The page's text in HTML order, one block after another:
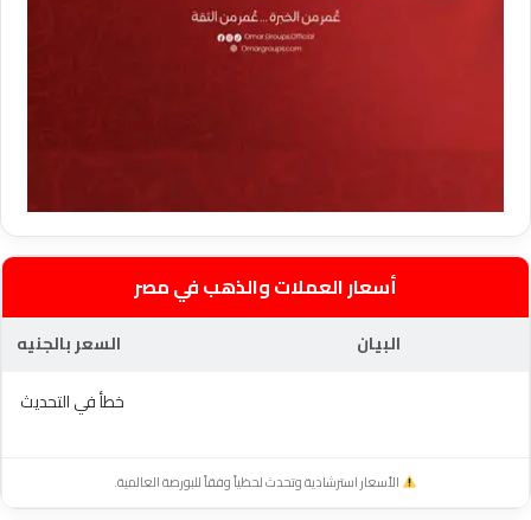
أسعار العملات والذهب في مصر
البيان
السعر بالجنيه
خطأ في التحديث
الأسعار استرشادية وتحدث لحظياً وفقاً للبورصة العالمية.